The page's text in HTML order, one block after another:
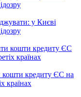
у Києві
кошти кредиту ЄС на
країнах